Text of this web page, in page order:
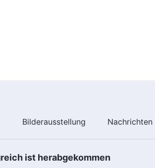
Glaubenszeugnis |
vom Tod meiner
Bilderausstellung Nachrichten
ist herabgekommen